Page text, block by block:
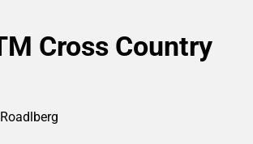
Cross Country